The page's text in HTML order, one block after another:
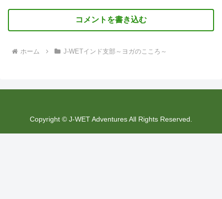
コメントを書き込む
ホーム J-WETインド支部～ヨガのこころ～
Copyright © J-WET Adventures All Rights Reserved.